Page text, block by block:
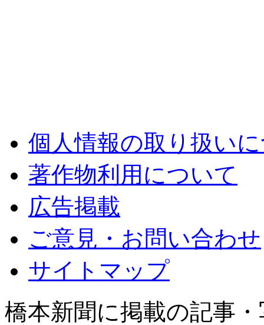
個人情報の取り扱い
著作物利用について
広告掲載
ご意見・お問い合わせ
サイトマップ
橋本新聞に掲載の記事